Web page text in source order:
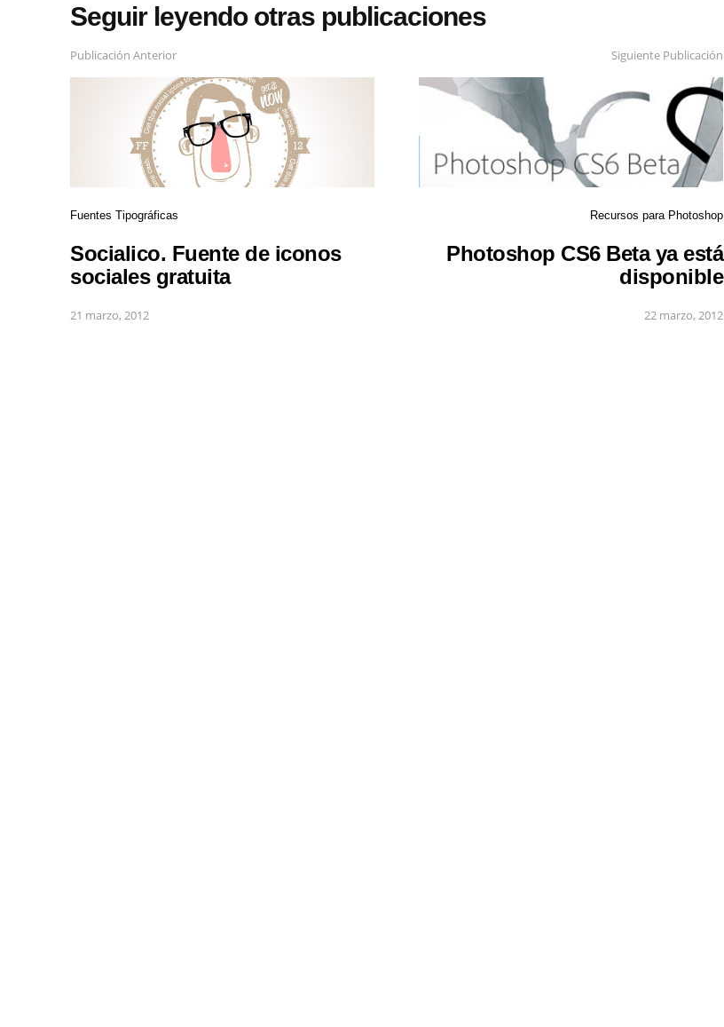
Seguir leyendo otras publicaciones
Publicación Anterior
Fuentes Tipográficas
Socialico. Fuente de iconos
sociales gratuita
21 marzo, 2012
Siguiente Publicación
Recursos para Photoshop
Photoshop CS6 Beta ya está
disponible
22 marzo, 2012